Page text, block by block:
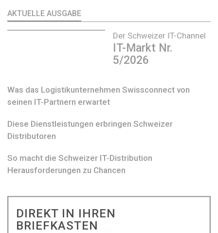
AKTUELLE AUSGABE
Der Schweizer IT-Channel
IT-Markt Nr.
5/2026
Was das Logistikunternehmen Swissconnect von
seinen IT-Partnern erwartet
Diese Dienstleistungen erbringen Schweizer
Distributoren
So macht die Schweizer IT-Distribution
Herausforderungen zu Chancen
DIREKT IN IHREN
BRIEFKASTEN